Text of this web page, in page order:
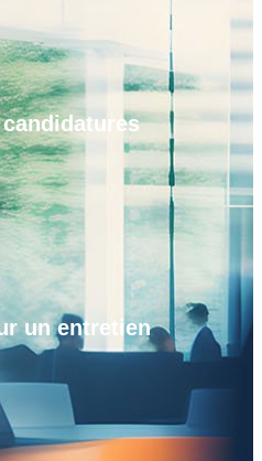
un entretien